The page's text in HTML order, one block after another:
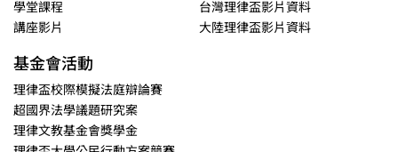
學堂課程
講座影片
台灣理律盃影片資料
大陸理律盃影片資料
基金會活動
理律盃校際模擬法庭辯論賽
超國界法學議題研究案
理律文教基金會獎學金